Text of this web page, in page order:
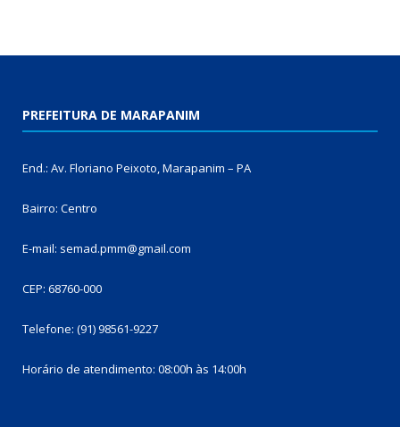
PREFEITURA DE MARAPANIM
End.: Av. Floriano Peixoto, Marapanim – PA
Bairro: Centro
E-mail: semad.pmm@gmail.com
CEP: 68760-000
Telefone: (91) 98561-9227
Horário de atendimento: 08:00h às 14:00h